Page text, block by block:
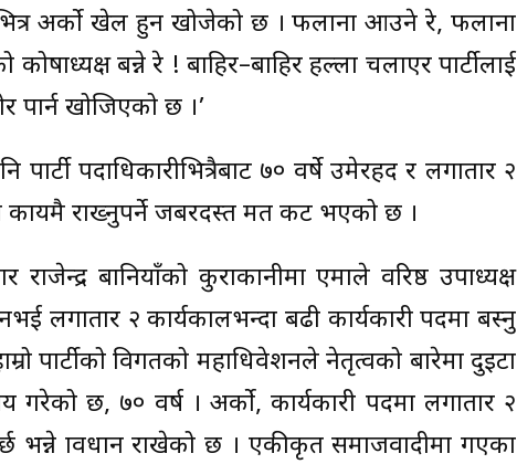
अर्को खेल हुन खोजेको छ । फलाना आउने रे, फलाना
बन्ने रे ! बाहिर–बाहिर हल्ला चलाएर पार्टीलाई
पार्न खोजिएको छ ।’
पदाधिकारीभित्रैबाट ७० वर्षे उमेरहद र लगातार २
कायमै राख्नुपर्ने जबरदस्त मत प्रकट भएको छ ।
राजेन्द्र बानियाँको कुराकानीमा एमाले वरिष्ठ उपाध्यक्ष
लगातार २ कार्यकालभन्दा बढी कार्यकारी पदमा बस्नु
पार्टीको विगतको महाधिवेशनले नेतृत्वको बारेमा दुइटा
छ, ७० वर्ष । अर्को, कार्यकारी पदमा लगातार २
भन्ने प्रावधान राखेको छ । एकीकृत समाजवादीमा गएका